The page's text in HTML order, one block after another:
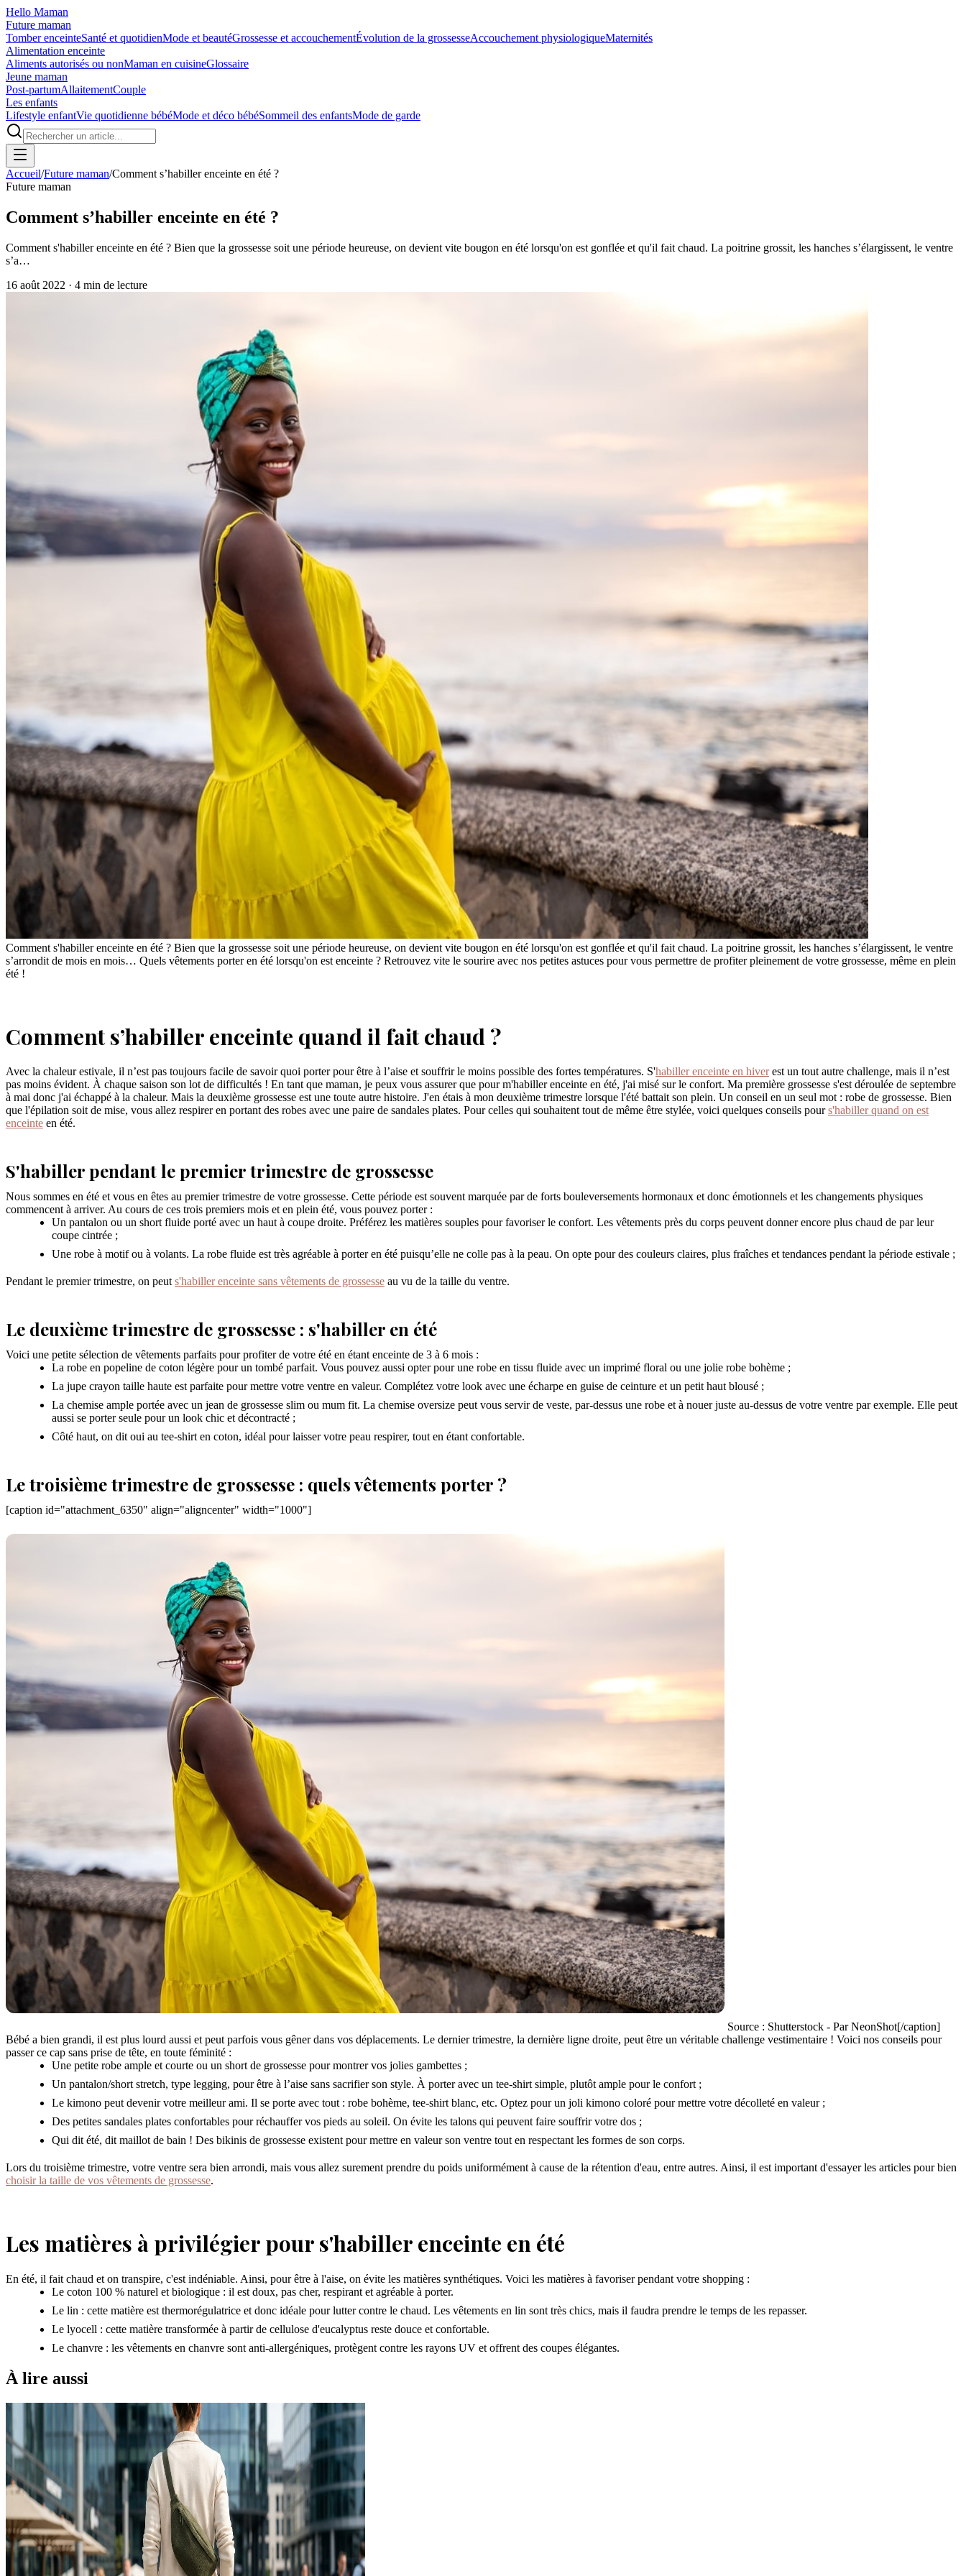
Hello Maman
Future maman
Tomber enceinteSanté et quotidienMode et beautéGrossesse et accouchementÉvolution de la grossesseAccouchement physiologiqueMaternités
Alimentation enceinte
Aliments autorisés ou nonMaman en cuisineGlossaire
Jeune maman
Post-partumAllaitementCouple
Les enfants
Lifestyle enfantVie quotidienne bébéMode et déco bébéSommeil des enfantsMode de garde
Accueil/Future maman/Comment s’habiller enceinte en été ?
Future maman
Comment s’habiller enceinte en été ?
Comment s'habiller enceinte en été ? Bien que la grossesse soit une période heureuse, on devient vite bougon en été lorsqu'on est gonflée et qu'il fait chaud. La poitrine grossit, les hanches s’élargissent, le ventre
s’a…
16 août 2022 · 4 min de lecture
Comment s'habiller enceinte en été ? Bien que la grossesse soit une période heureuse, on devient vite bougon en été lorsqu'on est gonflée et qu'il fait chaud. La poitrine grossit, les hanches s’élargissent, le ventre
s’arrondit de mois en mois… Quels vêtements porter en été lorsqu'on est enceinte ? Retrouvez vite le sourire avec nos petites astuces pour vous permettre de profiter pleinement de votre grossesse, même en plein
été !
Comment s’habiller enceinte quand il fait chaud ?
Avec la chaleur estivale, il n’est pas toujours facile de savoir quoi porter pour être à l’aise et souffrir le moins possible des fortes températures. S'habiller enceinte en hiverest un tout autre challenge, mais il n’est
pas moins évident. À chaque saison son lot de difficultés ! En tant que maman, je peux vous assurer que pour m'habiller enceinte en été, j'ai misé sur le confort. Ma première grossesse s'est déroulée de septembre
à mai donc j'ai échappé à la chaleur. Mais la deuxième grossesse est une toute autre histoire. J'en étais à mon deuxième trimestre lorsque l'été battait son plein. Un conseil en un seul mot : robe de grossesse. Bien
que l'épilation soit de mise, vous allez respirer en portant des robes avec une paire de sandales plates. Pour celles qui souhaitent tout de même être stylée, voici quelques conseils pours'habiller quand on est
enceinte en été.
S'habiller pendant le premier trimestre de grossesse
Nous sommes en été et vous en êtes au premier trimestre de votre grossesse. Cette période est souvent marquée par de forts bouleversements hormonaux et donc émotionnels et les changements physiques
commencent à arriver. Au cours de ces trois premiers mois et en plein été, vous pouvez porter :
Un pantalon ou un short fluide porté avec un haut à coupe droite. Préférez les matières souples pour favoriser le confort. Les vêtements près du corps peuvent donner encore plus chaud de par leur
coupe cintrée ;
Une robe à motif ou à volants. La robe fluide est très agréable à porter en été puisqu’elle ne colle pas à la peau. On opte pour des couleurs claires, plus fraîches et tendances pendant la période estivale ;
Pendant le premier trimestre, on peut s'habiller enceinte sans vêtements de grossesse au vu de la taille du ventre.
Le deuxième trimestre de grossesse : s'habiller en été
Voici une petite sélection de vêtements parfaits pour profiter de votre été en étant enceinte de 3 à 6 mois :
La robe en popeline de coton légère pour un tombé parfait. Vous pouvez aussi opter pour une robe en tissu fluide avec un imprimé floral ou une jolie robe bohème ;
La jupe crayon taille haute est parfaite pour mettre votre ventre en valeur. Complétez votre look avec une écharpe en guise de ceinture et un petit haut blousé ;
La chemise ample portée avec un jean de grossesse slim ou mum fit. La chemise oversize peut vous servir de veste, par-dessus une robe et à nouer juste au-dessus de votre ventre par exemple. Elle peut
aussi se porter seule pour un look chic et décontracté ;
Côté haut, on dit oui au tee-shirt en coton, idéal pour laisser votre peau respirer, tout en étant confortable.
Le troisième trimestre de grossesse : quels vêtements porter ?
[caption id="attachment_6350" align="aligncenter" width="1000"]
Source : Shutterstock - Par NeonShot[/caption]
Bébé a bien grandi, il est plus lourd aussi et peut parfois vous gêner dans vos déplacements. Le dernier trimestre, la dernière ligne droite, peut être un véritable challenge vestimentaire ! Voici nos conseils pour
passer ce cap sans prise de tête, en toute féminité :
Une petite robe ample et courte ou un short de grossesse pour montrer vos jolies gambettes ;
Un pantalon/short stretch, type legging, pour être à l’aise sans sacrifier son style. À porter avec un tee-shirt simple, plutôt ample pour le confort ;
Le kimono peut devenir votre meilleur ami. Il se porte avec tout : robe bohème, tee-shirt blanc, etc. Optez pour un joli kimono coloré pour mettre votre décolleté en valeur ;
Des petites sandales plates confortables pour réchauffer vos pieds au soleil. On évite les talons qui peuvent faire souffrir votre dos ;
Qui dit été, dit maillot de bain ! Des bikinis de grossesse existent pour mettre en valeur son ventre tout en respectant les formes de son corps.
Lors du troisième trimestre, votre ventre sera bien arrondi, mais vous allez surement prendre du poids uniformément à cause de la rétention d'eau, entre autres. Ainsi, il est important d'essayer les articles pour bien
choisir la taille de vos vêtements de grossesse.
Les matières à privilégier pour s'habiller enceinte en été
En été, il fait chaud et on transpire, c'est indéniable. Ainsi, pour être à l'aise, on évite les matières synthétiques. Voici les matières à favoriser pendant votre shopping :
Le coton 100 % naturel et biologique : il est doux, pas cher, respirant et agréable à porter.
Le lin : cette matière est thermorégulatrice et donc idéale pour lutter contre le chaud. Les vêtements en lin sont très chics, mais il faudra prendre le temps de les repasser.
Le lyocell : cette matière transformée à partir de cellulose d'eucalyptus reste douce et confortable.
Le chanvre : les vêtements en chanvre sont anti-allergéniques, protègent contre les rayons UV et offrent des coupes élégantes.
À lire aussi